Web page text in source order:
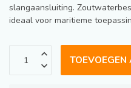
slangaansluiting.
ideaal voor maritieme